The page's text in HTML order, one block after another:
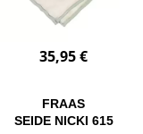
35,95 €
FRAAS
SEIDE NICKI 615